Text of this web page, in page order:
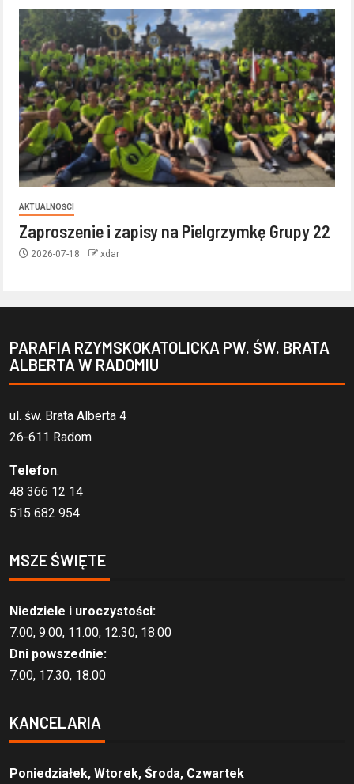
AKTUALNOŚCI
Zaproszenie i zapisy na Pielgrzymkę Grupy 22
2026-07-18 xdar
PARAFIA RZYMSKOKATOLICKA PW. ŚW. BRATA
ALBERTA W RADOMIU
ul. św. Brata Alberta 4
26-611 Radom
Telefon:
48 366 12 14
515 682 954
MSZE ŚWIĘTE
Niedziele i uroczystości:
7.00, 9.00, 11.00, 12.30, 18.00
Dni powszednie:
7.00, 17.30, 18.00
KANCELARIA
Poniedziałek, Wtorek, Środa, Czwartek